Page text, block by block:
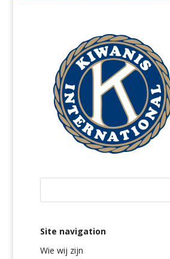
Site navigation
Wie wij zijn